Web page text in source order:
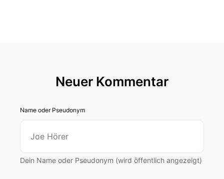
Neuer Kommentar
Name oder Pseudonym
Dein Name oder Pseudonym (wird öffentlich angezeigt)